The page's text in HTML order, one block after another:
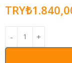
TRY₺